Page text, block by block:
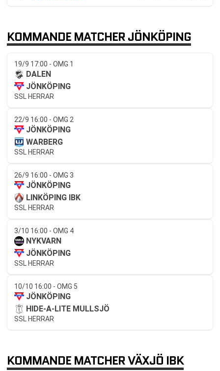
KOMMANDE MATCHER JÖNKÖPING
19/9 17:00 - OMG 1
DALEN
JÖNKÖPING
SSL HERRAR
22/9 16:00 - OMG 2
JÖNKÖPING
WARBERG
SSL HERRAR
26/9 16:00 - OMG 3
JÖNKÖPING
LINKÖPING IBK
SSL HERRAR
3/10 16:00 - OMG 4
NYKVARN
JÖNKÖPING
SSL HERRAR
10/10 16:00 - OMG 5
JÖNKÖPING
HIDE-A-LITE MULLSJÖ
SSL HERRAR
KOMMANDE MATCHER VÄXJÖ IBK